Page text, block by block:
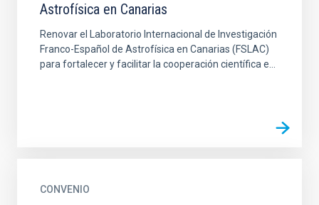
Astrofísica en Canarias
Renovar el Laboratorio Internacional de Investigación
Franco-Español de Astrofísica en Canarias (FSLAC)
para fortalecer y facilitar la cooperación científica e...
CONVENIO